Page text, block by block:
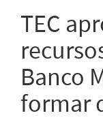
TEC
Banco
formar